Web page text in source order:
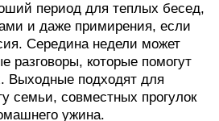
период для теплых бесед,
и даже примирения, если
Середина недели может
разговоры, которые помогут
Выходные подходят для
семьи, совместных прогулок
ужина.